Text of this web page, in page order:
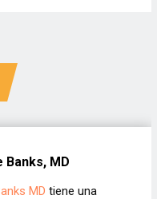
Banks, MD
MD tiene una